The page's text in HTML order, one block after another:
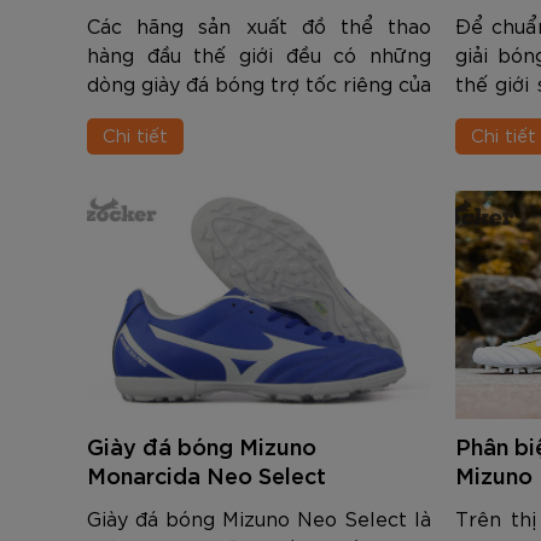
Các hãng sản xuất đồ thể thao
hàng đầu thế giới đều có những
dòng giày đá bóng trợ tốc riêng của
hơn", hãng thể thao Đức - Puma
Dòng gi...
Chi tiết
Để
giải
thế giới
đã
Chi tiết
Giày đá bóng Mizuno
Monarcida Neo Select
Giày đá bóng Mizuno Neo Select là
Phân
Mizuno
Trên